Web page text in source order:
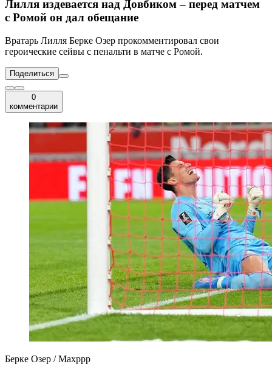
Лилля издевается над Довбиком – перед матчем
с Ромой он дал обещание
Вратарь Лилля Берке Озер прокомментировал свои
героические сейвы с пенальти в матче с Ромой.
Поделиться
0
комментарии
Берке Озер / Maxppp